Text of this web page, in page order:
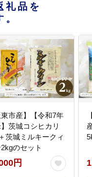
礼品を
東市産】【令和7年
茨城コシヒカリ
茨城ミルキークィ
のセット
円